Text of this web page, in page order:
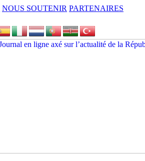
NOUS SOUTENIR PARTENAIRES